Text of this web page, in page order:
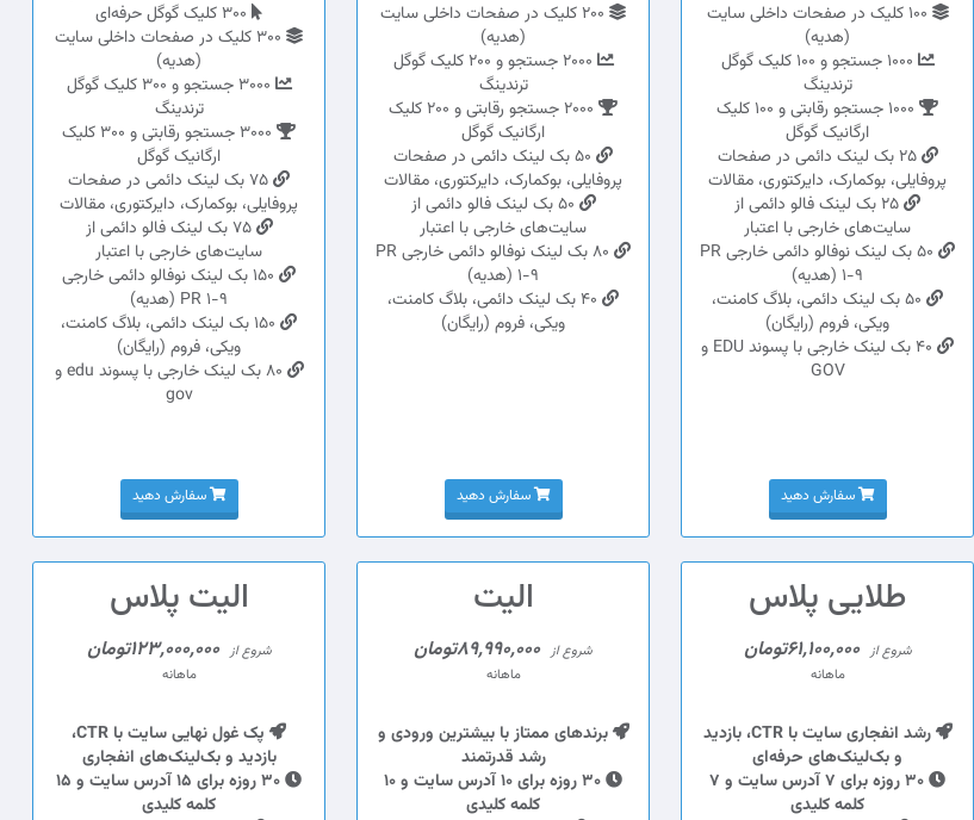
100 کلیک در صفحات داخلی سایت
(هدیه)
1000 جستجو و 100 کلیک گوگل
ترندینگ
1000 جستجو رقابتی و 100 کلیک
ارگانیک گوگل
25 بک لینک دائمی در صفحات
پروفایلی، بوکمارک، دایرکتوری، مقالات
25 بک لینک فالو دائمی از
سایت‌های خارجی با اعتبار
50 بک لینک نوفالو دائمی خارجی PR
1-9 (هدیه)
50 بک لینک دائمی، بلاگ کامنت،
ویکی، فروم (رایگان)
40 بک لینک خارجی با پسوند EDU و
GOV
سفارش دهید
200 کلیک در صفحات داخلی سایت
(هدیه)
2000 جستجو و 200 کلیک گوگل
ترندینگ
2000 جستجو رقابتی و 200 کلیک
ارگانیک گوگل
50 بک لینک دائمی در صفحات
پروفایلی، بوکمارک، دایرکتوری، مقالات
50 بک لینک فالو دائمی از
سایت‌های خارجی با اعتبار
80 بک لینک نوفالو دائمی خارجی PR
1-9 (هدیه)
40 بک لینک دائمی، بلاگ کامنت،
ویکی، فروم (رایگان)
سفارش دهید
300 کلیک در صفحات داخلی سایت
(هدیه)
3000 جستجو و 300 کلیک گوگل
ترندینگ
3000 جستجو رقابتی و 300 کلیک
ارگانیک گوگل
75 بک لینک دائمی در صفحات
پروفایلی، بوکمارک، دایرکتوری، مقالات
75 بک لینک فالو دائمی از
سایت‌های خارجی با اعتبار
150 بک لینک نوفالو دائمی خارجی
PR 1-9 (هدیه)
150 بک لینک دائمی، بلاگ کامنت،
ویکی، فروم (رایگان)
80 بک لینک خارجی با پسوند edu و
gov
سفارش دهید
طلایی پلاس
شروع از 61,100,000تومان
ماهانه
رشد انفجاری سایت با CTR، بازدید
و بک‌لینک‌های حرفه‌ای
30 روزه برای 7 آدرس سایت و 7
کلمه کلیدی
الیت
شروع از 89,990,000تومان
ماهانه
برندهای ممتاز با بیشترین ورودی و
رشد قدرتمند
30 روزه برای 10 آدرس سایت و 10
کلمه کلیدی
الیت پلاس
شروع از 123,000,000تومان
ماهانه
پک غول نهایی سایت با CTR،
بازدید و بک‌لینک‌های انفجاری
30 روزه برای 15 آدرس سایت و 15
کلمه کلیدی